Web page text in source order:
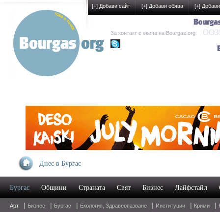
Днес в Бургас
Бургас Общини Страната Свят Бизнес Лайфстайл
Арт | Бизнес | Бургас | Екология, Здравеопазване | Институции | Крими |
[+] Добави сайт [+] Добави обява [+]
За контакт с екипа на Bourgas.org: